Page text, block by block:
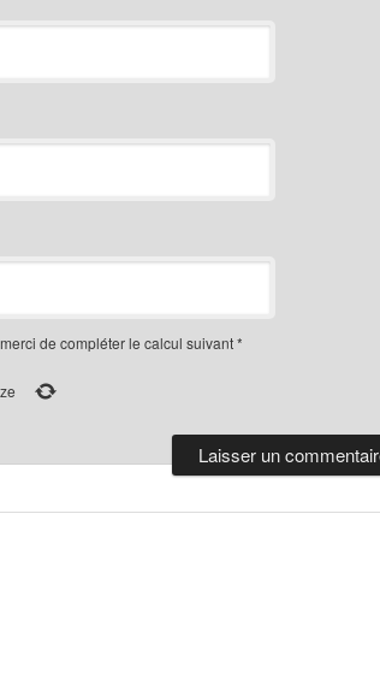
de compléter le calcul suivant*